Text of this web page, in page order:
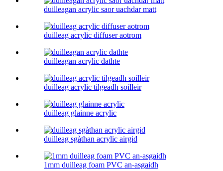
duilleagan acrylic saor uachdar matt
duilleag acrylic diffuser aotrom
duilleagan acrylic dathte
duilleag acrylic tilgeadh soilleir
duilleag glainne acrylic
duilleag sgàthan acrylic airgid
1mm duilleag foam PVC an-asgaidh